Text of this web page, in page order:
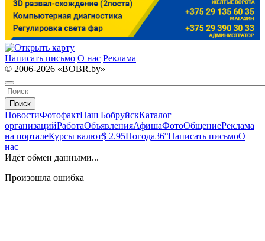
Написать письмо О нас Реклама
© 2006-2026 «BOBR.by»
Поиск
НовостиФотофактНаш БобруйскКаталог
организацийРаботаОбъявленияАфишаФотоОбщениеРеклама
на порталеКурсы валют$ 2.95Погода36°Написать письмоО
нас
Идёт обмен данными...
Произошла ошибка